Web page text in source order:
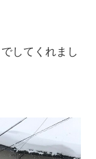
してくれまし